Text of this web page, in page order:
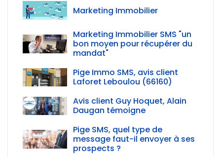
Marketing Immobilier
Marketing Immobilier SMS "un
bon moyen pour récupérer du
mandat"
Pige Immo SMS, avis client
Laforet Leboulou (66160)
Avis client Guy Hoquet, Alain
Daugan témoigne
Pige SMS, quel type de
message faut-il envoyer à ses
prospects ?